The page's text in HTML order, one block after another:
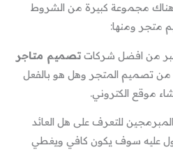
هناك مجموعة كبيرة من الشروط
متجر ومنها:
من افضل شركاتتصميم متاجر
تصميم المتجر وهل هو بالفعل
موقع الكتروني.
للتعرف على هل العائد
عليه سوف يكون كافي ويغطي